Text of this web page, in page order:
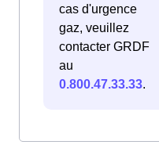
cas d'urgence
gaz, veuillez
contacter GRDF
au
0.800.47.33.33.